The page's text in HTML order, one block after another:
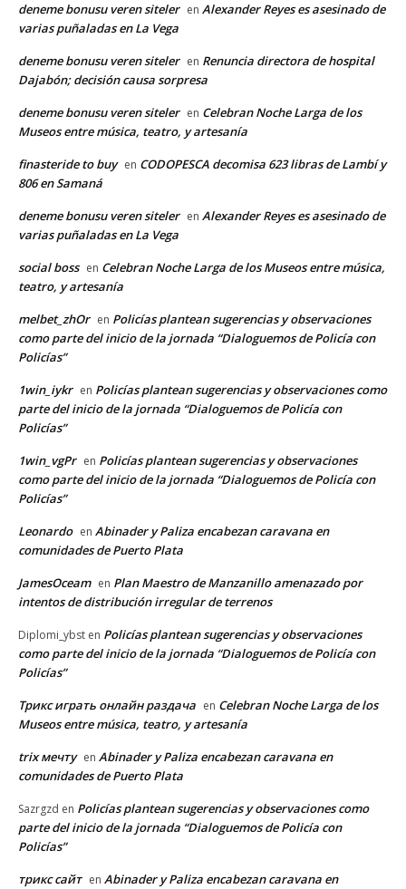
deneme bonusu veren siteler en Alexander Reyes es asesinado de
varias puñaladas en La Vega
deneme bonusu veren siteler en Renuncia directora de hospital
Dajabón; decisión causa sorpresa
deneme bonusu veren siteler en Celebran Noche Larga de los
Museos entre música, teatro, y artesanía
finasteride to buy en CODOPESCA decomisa 623 libras de Lambí y
806 en Samaná
deneme bonusu veren siteler en Alexander Reyes es asesinado de
varias puñaladas en La Vega
social boss en Celebran Noche Larga de los Museos entre música,
teatro, y artesanía
melbet_zhOr en Policías plantean sugerencias y observaciones
como parte del inicio de la jornada “Dialoguemos de Policía con
Policías”
1win_iykr en Policías plantean sugerencias y observaciones como
parte del inicio de la jornada “Dialoguemos de Policía con
Policías”
1win_vgPr en Policías plantean sugerencias y observaciones
como parte del inicio de la jornada “Dialoguemos de Policía con
Policías”
Leonardo en Abinader y Paliza encabezan caravana en
comunidades de Puerto Plata
JamesOceam en Plan Maestro de Manzanillo amenazado por
intentos de distribución irregular de terrenos
Diplomi_ybst en Policías plantean sugerencias y observaciones
como parte del inicio de la jornada “Dialoguemos de Policía con
Policías”
Трикс играть онлайн раздача en Celebran Noche Larga de los
Museos entre música, teatro, y artesanía
trix мечту en Abinader y Paliza encabezan caravana en
comunidades de Puerto Plata
Sazrgzd en Policías plantean sugerencias y observaciones como
parte del inicio de la jornada “Dialoguemos de Policía con
Policías”
трикс сайт en Abinader y Paliza encabezan caravana en